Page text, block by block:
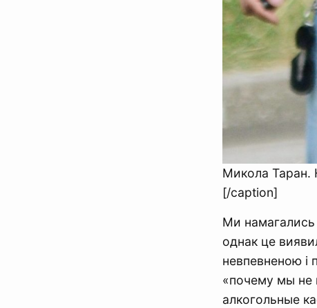
Микола Таран.
[/caption]
Ми намагались
однак це
невпевненою і
«почему мы не
алкогольные